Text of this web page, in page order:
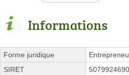
Informations
Forme juridique
SIRET